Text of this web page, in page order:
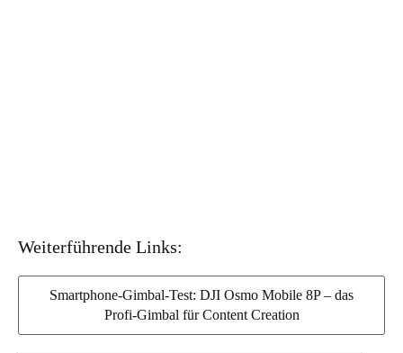
Weiterführende Links:
Smartphone-Gimbal-Test: DJI Osmo Mobile 8P – das
Profi-Gimbal für Content Creation